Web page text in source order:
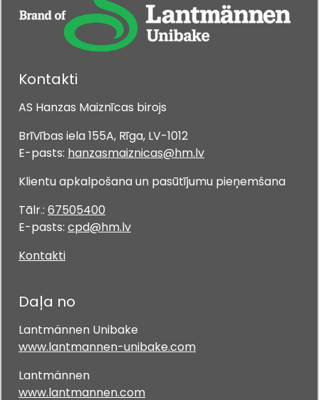
Kontakti
AS Hanzas Maiznīcas birojs
Brīvības iela 155A, Rīga, LV-1012
E-pasts: hanzasmaiznicas@hm.lv
Klientu apkalpošana un pasūtījumu pieņemšana
Tālr.: 67505400
E-pasts: cpd@hm.lv
Kontakti
Daļa no
Lantmännen Unibake
www.lantmannen-unibake.com
Lantmännen
www.lantmannen.com